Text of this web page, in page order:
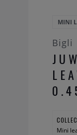
MINI
Bigli
Mini